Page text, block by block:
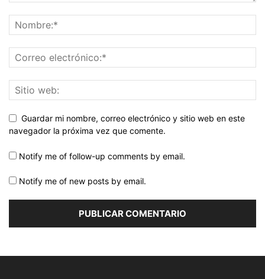
Guardar mi nombre, correo electrónico y sitio web en este
navegador la próxima vez que comente.
Notify me of follow-up comments by email.
Notify me of new posts by email.